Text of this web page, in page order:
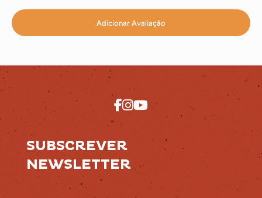
Adicionar Avaliação
SUBSCREVER
NEWSLETTER